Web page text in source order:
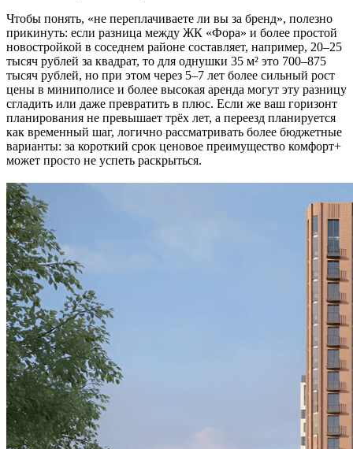
Чтобы понять, «не переплачиваете ли вы за бренд», полезно
прикинуть: если разница между ЖК «Фора» и более простой
новостройкой в соседнем районе составляет, например, 20–25
тысяч рублей за квадрат, то для однушки 35 м² это 700–875
тысяч рублей, но при этом через 5–7 лет более сильный рост
цены в миниполисе и более высокая аренда могут эту разницу
сгладить или даже превратить в плюс. Если же ваш горизонт
планирования не превышает трёх лет, а переезд планируется
как временный шаг, логично рассматривать более бюджетные
варианты: за короткий срок ценовое преимущество комфорт+
может просто не успеть раскрыться.